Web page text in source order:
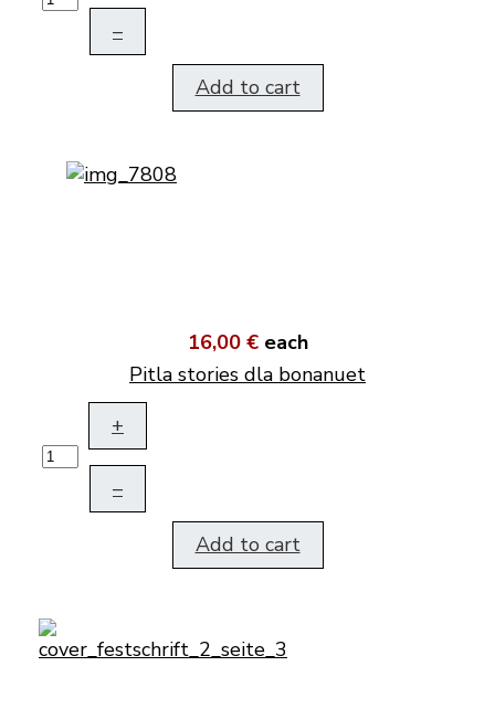
–
Add to cart
16,00 € each
Pitla stories dla bonanuet
+
–
Add to cart